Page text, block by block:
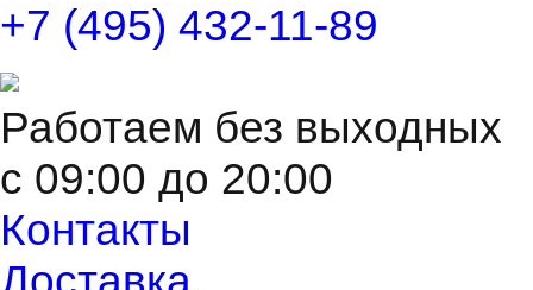
+7 (495) 432-11-89
Работаем без выходных
с 09:00 до 20:00
Контакты